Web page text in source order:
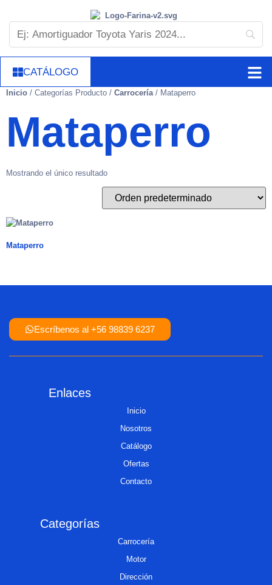
CATÁLOGO
Inicio / Categorías Producto / Carrocería/ Mataperro
Mataperro
Mostrando el único resultado
Mataperro
Escríbenos al +56 98839 6237
Enlaces
Inicio
Nosotros
Catálogo
Ofertas
Contacto
Categorías
Carrocería
Motor
Dirección